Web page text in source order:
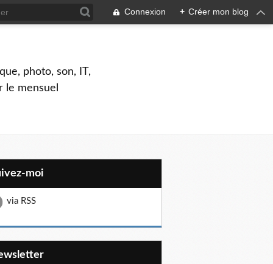
Connexion + Créer mon blog
photo, son, IT,
le mensuel
moi
via RSS